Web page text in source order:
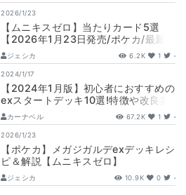
2026/1/23
【ムニキスゼロ】当たりカード5選
【2026年1月23日発売/ポケカ/最新
パック/メガジガルデ/最新情報まとめ/
…
ジェシカ 6.2K 1 -
2024/1/17
【2024年1月版】初心者におすすめの
exスタートデッキ10選!特徴や改良案
も紹介・解説【ポケカ】
カーナベル 67.2K 1 -
2026/1/23
【ポケカ】メガジガルデexデッキレシ
ピ＆解説【ムニキスゼロ】
ジェシカ 10.9K 0 -